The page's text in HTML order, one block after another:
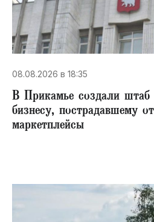
08.08.2026 в 18:35
В Прикамье создали
бизнесу, пострадавшему
маркетплейсы